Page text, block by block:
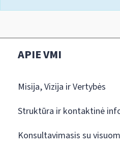
APIE VMI
Misija, Vizija ir Vertybės
Struktūra ir kontaktinė
Konsultavimasis su